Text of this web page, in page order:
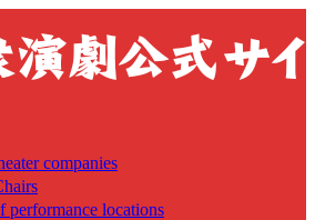
companies
performance locations